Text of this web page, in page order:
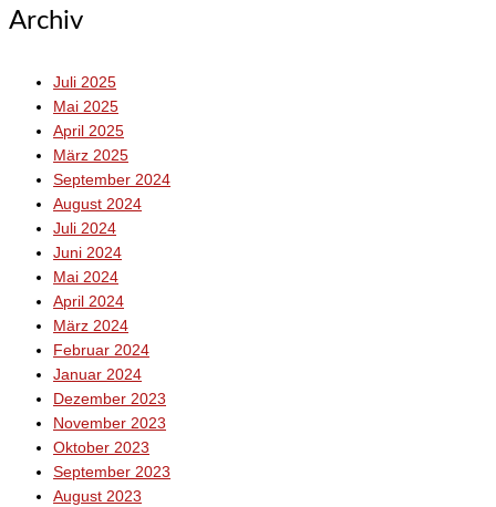
Archiv
Juli 2025
Mai 2025
April 2025
März 2025
September 2024
August 2024
Juli 2024
Juni 2024
Mai 2024
April 2024
März 2024
Februar 2024
Januar 2024
Dezember 2023
November 2023
Oktober 2023
September 2023
August 2023